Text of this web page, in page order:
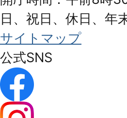
日、祝日、休日、年
サイトマップ
公式SNS